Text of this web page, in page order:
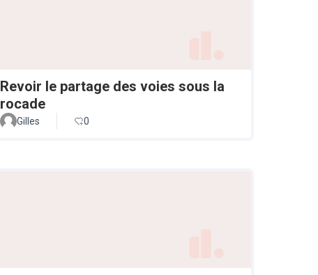
Revoir le partage des voies sous la
rocade
Gilles 0